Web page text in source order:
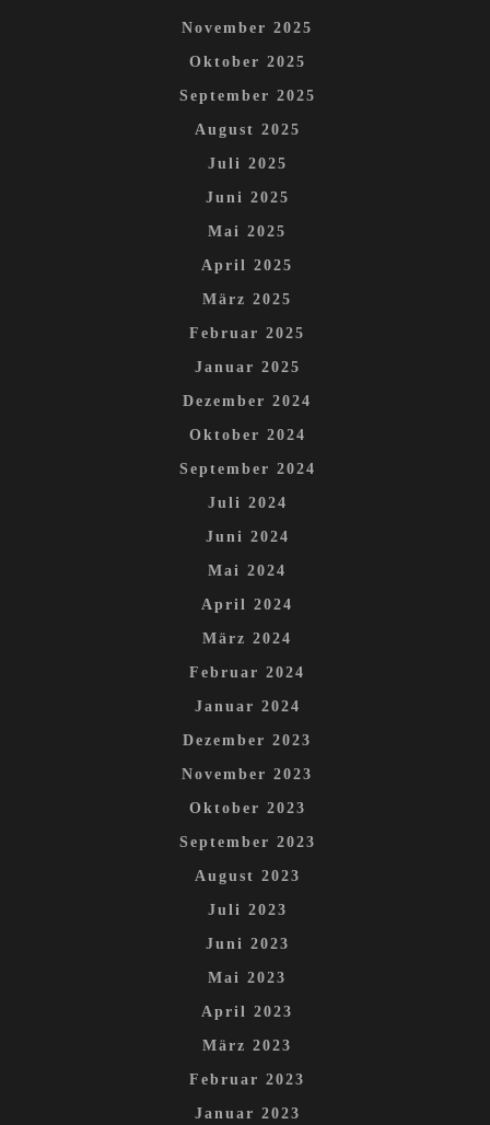
November 2025
Oktober 2025
September 2025
August 2025
Juli 2025
Juni 2025
Mai 2025
April 2025
März 2025
Februar 2025
Januar 2025
Dezember 2024
Oktober 2024
September 2024
Juli 2024
Juni 2024
Mai 2024
April 2024
März 2024
Februar 2024
Januar 2024
Dezember 2023
November 2023
Oktober 2023
September 2023
August 2023
Juli 2023
Juni 2023
Mai 2023
April 2023
März 2023
Februar 2023
Januar 2023